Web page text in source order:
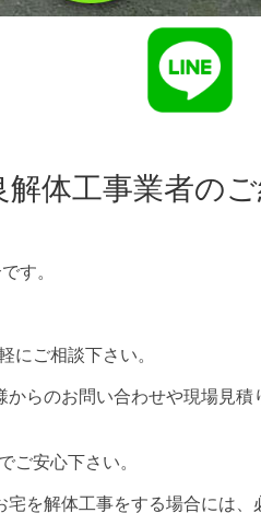
体工事業者のご
す。
ご相談下さい。
らのお問い合わせや現場見
安心下さい。
を解体工事をする場合には